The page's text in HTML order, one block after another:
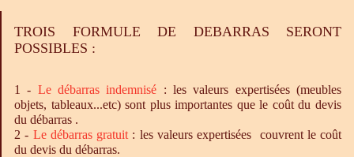
TROIS FORMULE DE DEBARRAS SERONT
POSSIBLES :
1 - Ledébarras indemnisé : les valeurs expertisées (meubles
objets, tableaux...etc) sont plus importantes que le coût du devis
du débarras .
2 - Le débarrasgratuit : les valeurs expertisées couvrent le coût
du devis du débarras.